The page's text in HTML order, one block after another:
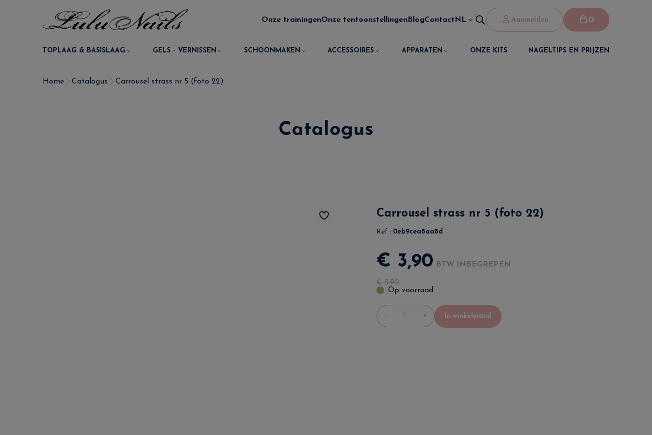
Onze trainingenOnze tentoonstellingen BlogContact NL Aanmelden 0
TOPLAAG & BASISLAAG GELS - VERNISSEN SCHOONMAKEN ACCESSOIRES APPARATEN ONZE KITS NAGELTIPS EN PRIJZEN
Home Catalogus Carrousel strass nr 5 (foto 22)
Catalogus
Carrousel strass nr 5 (foto 22)
Ref : 0eb9cea8aa8d
€ 3,90 BTW INBEGREPEN
€5,90
Op voorraad
- + In winkelmand